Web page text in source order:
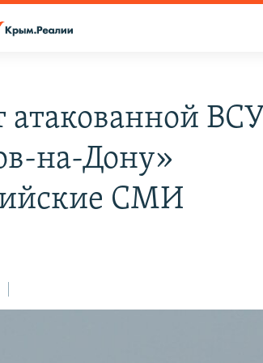
ВСУ
на-Дону»
СМИ